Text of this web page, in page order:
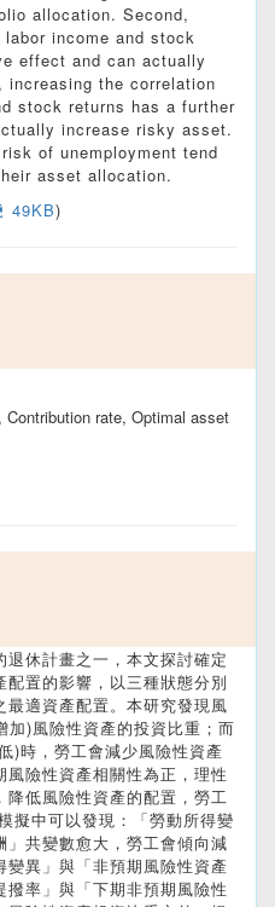
allocation. Second,
income and stock
effect and can actually
increasing the correlation
stock returns has a further
increase risky asset.
of unemployment tend
asset allocation.
49KB)
rate, Optimal asset
休計畫之一，本文探討確定
置的影響，以三種狀態分別
適資產配置。本研究發現風
)風險性資產的投資比重；而
)時，勞工會減少風險性資產
險性資產相關性為正，理性
低風險性資產的配置，勞工
擬中可以發現：「勞動所得變
共變數愈大，勞工會傾向減
異」與「非預期風險性資產
率」與「下期非預期風險性